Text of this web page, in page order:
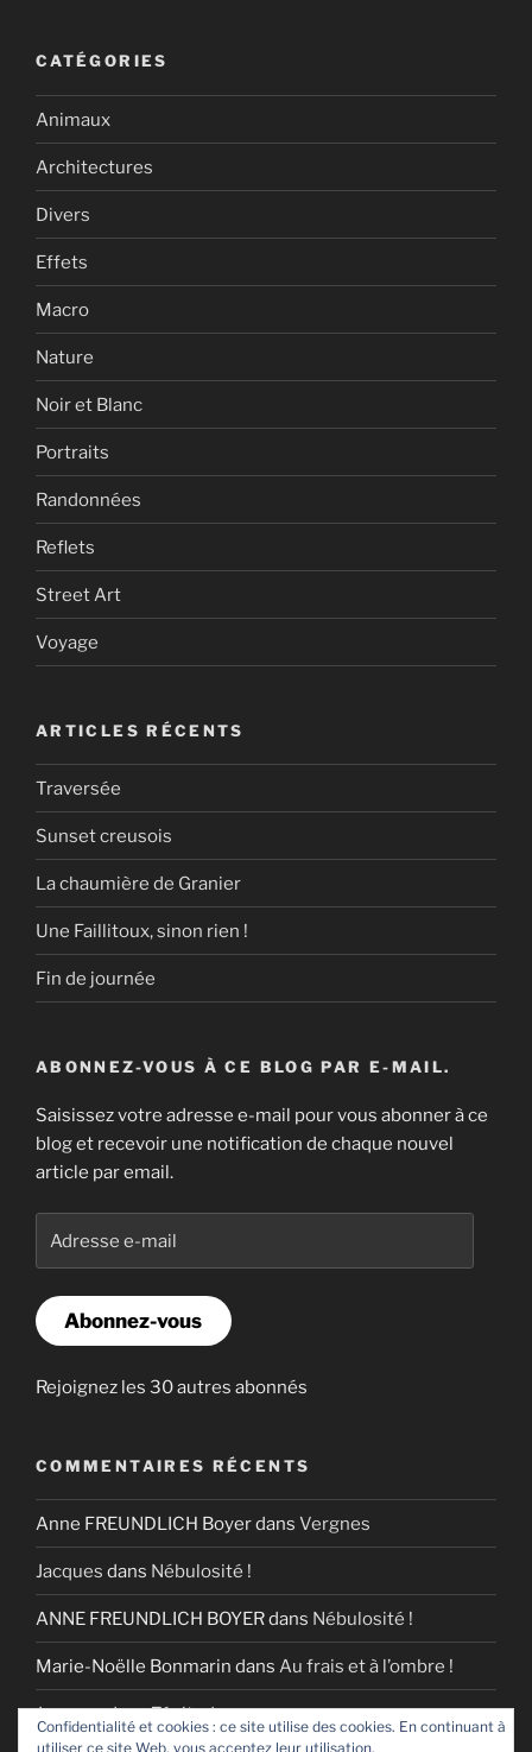
CATÉGORIES
Animaux
Architectures
Divers
Effets
Macro
Nature
Noir et Blanc
Portraits
Randonnées
Reflets
Street Art
Voyage
ARTICLES RÉCENTS
Traversée
Sunset creusois
La chaumière de Granier
Une Faillitoux, sinon rien !
Fin de journée
ABONNEZ-VOUS À CE BLOG PAR E-MAIL.
Saisissez votre adresse e-mail pour vous abonner à ce
blog et recevoir une notification de chaque nouvel
article par email.
e-
Abonnez-vous
Rejoignez les 30 autres abonnés
COMMENTAIRES RÉCENTS
Anne FREUNDLICH Boyerdans Vergnes
Jacques dans Nébulosité !
ANNE FREUNDLICH BOYERdans Nébulosité !
Marie-Noëlle Bonmarin dans Au frais et à l’ombre !
JacquesdansZénitude
Confidentialité et cookies : ce site utilise des cookies. En continuant à
utiliser ce site Web, vous acceptez leur utilisation.